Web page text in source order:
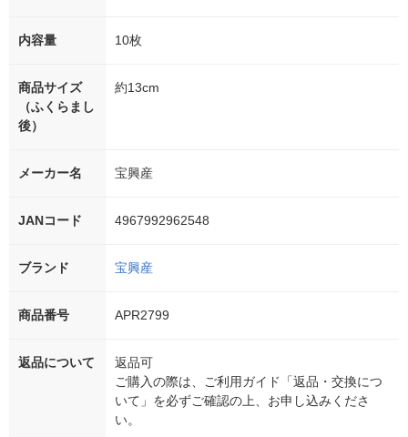
内容量 10枚
商品サイズ
（ふくらまし
後）
約13cm
メーカー名 宝興産
JANコード 4967992962548
ブランド 宝興産
商品番号 APR2799
返品について
返品可
ご購入の際は、ご利用ガイド「返品・交換につ
いて」を必ずご確認の上、お申し込みくださ
い。